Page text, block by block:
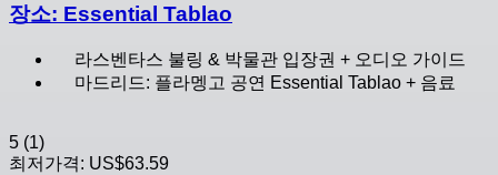
장소: Essential Tablao
라스벤타스 불링 & 박물관 입장권 + 오디오 가이드
마드리드: 플라멩고 공연 Essential Tablao + 음료
5 (1)
최저가격: US$63.59